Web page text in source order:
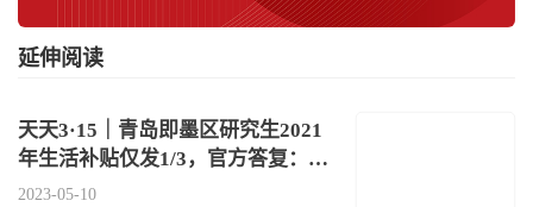
延伸阅读
天天3·15｜青岛即墨区研究生2021
年生活补贴仅发1/3，官方答复：资
金筹
2023-05-10